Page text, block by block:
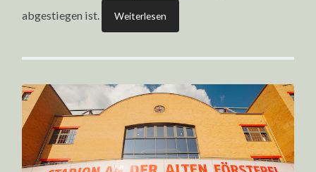
abgestiegen ist.
Weiterlesen